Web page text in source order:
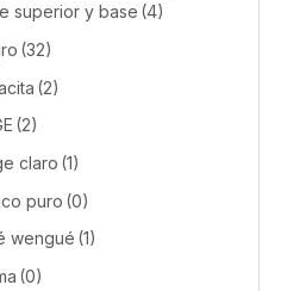
superior y base (4)
(32)
(2)
(2)
claro (1)
puro (0)
wengué (1)
(0)